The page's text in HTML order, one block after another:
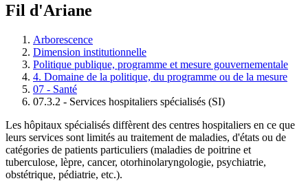
Fil d'Ariane
Arborescence
Dimension institutionnelle
Politique publique, programme et mesure gouvernementale
4. Domaine de la politique, du programme ou de la mesure
07 - Santé
07.3.2 - Services hospitaliers spécialisés (SI)
Les hôpitaux spécialisés diffèrent des centres hospitaliers en ce que
leurs services sont limités au traitement de maladies, d'états ou de
catégories de patients particuliers (maladies de poitrine et
tuberculose, lèpre, cancer, otorhinolaryngologie, psychiatrie,
obstétrique, pédiatrie, etc.).